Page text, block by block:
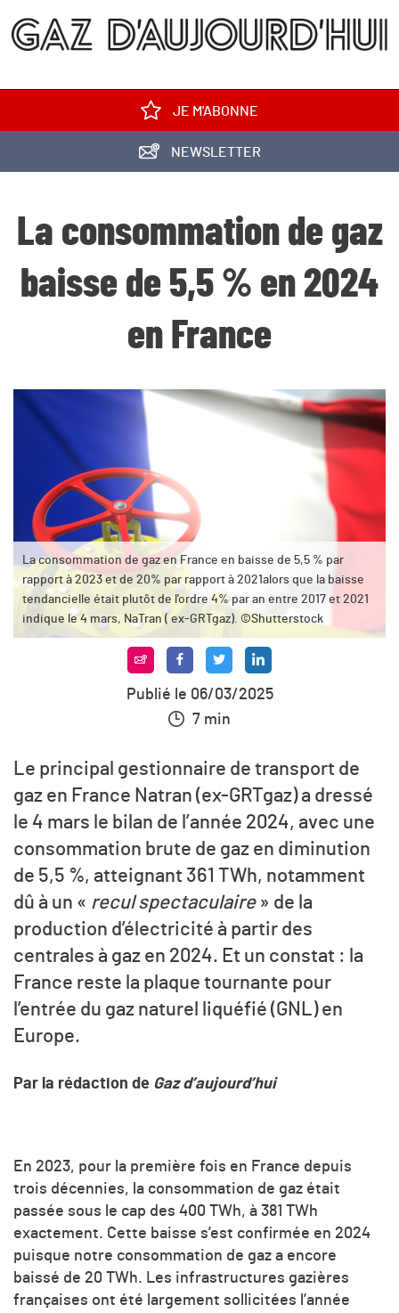
JE M'ABONNE
NEWSLETTER
La consommation de gaz
baisse de 5,5 % en 2024
en France
La consommation de gaz en France en baisse de 5,5 % par
rapport à 2023 et de 20% par rapport à 2021alors que la baisse
tendancielle était plutôt de l'ordre 4% par an entre 2017 et 2021
indique le 4 mars, NaTran ( ex-GRTgaz). ©Shutterstock
Publié le 06/03/2025
7 min
Le principal gestionnaire de transport de
gaz en France Natran (ex-GRTgaz) a dressé
le 4 mars le bilan de l’année 2024, avec une
consommation brute de gaz en diminution
de 5,5 %, atteignant 361 TWh, notamment
dû à un « recul spectaculaire» de la
production d’électricité à partir des
centrales à gaz en 2024. Et un constat : la
France reste la plaque tournante pour
l’entrée du gaz naturel liquéfié (GNL) en
Europe.
Par la rédaction de Gaz d’aujourd’hui
En 2023, pour la première fois en France depuis
trois décennies, la consommation de gaz était
passée sous le cap des 400 TWh, à 381 TWh
exactement. Cette baisse s’est confirmée en 2024
puisque notre consommation de gaz a encore
baissé de 20 TWh. Les infrastructures gazières
françaises ont été largement sollicitées l’année